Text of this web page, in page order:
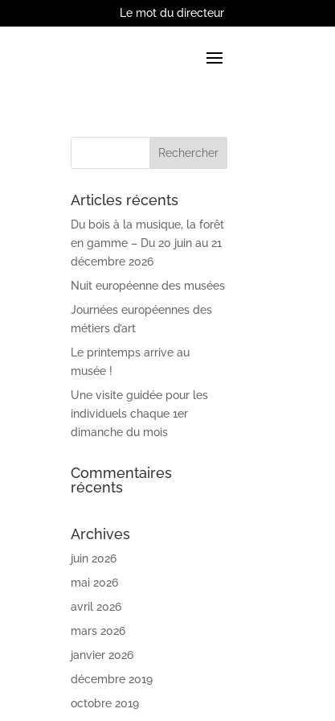
Le mot du directeur
Articles récents
Du bois à la musique, la forêt
en gamme – Du 20 juin au 21
décembre 2026
Nuit européenne des musées
Journées européennes des
métiers d’art
Le printemps arrive au
musée !
Une visite guidée pour les
individuels chaque 1er
dimanche du mois
Commentaires
récents
Archives
juin 2026
mai 2026
avril 2026
mars 2026
janvier 2026
décembre 2019
octobre 2019